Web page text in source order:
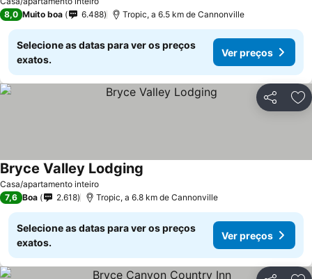
8,0 Muito boa 6.488 Tropic, a 6.5 km de Cannonville
Selecione as datas para ver os preços
exatos.
Ver preços
Partilhar
Casa/apartamento inteiro
Bryce Valley Lodging
7,6 Boa 2.618 Tropic, a 6.8 km de Cannonville
Selecione as datas para ver os preços
exatos.
Ver preços